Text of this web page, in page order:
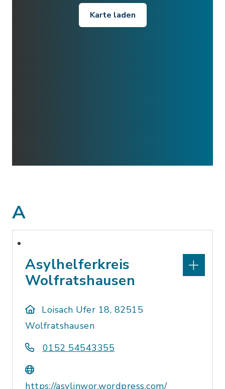
Karte laden
A
Asylhelferkreis
Wolfratshausen
Loisach Ufer 18, 82515
Wolfratshausen
0152 54543355
https://asylinwor.wordpress.com/